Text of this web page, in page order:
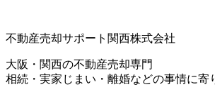
不動産売却サポート関西株式会社
大阪・関西の不動産売却専門
相続・実家じまい・離婚などの事情に寄